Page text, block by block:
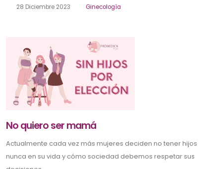
28 Diciembre 2023 Ginecología
No quiero ser mamá
Actualmente cada vez más mujeres deciden no tener hijos
nunca en su vida y cómo sociedad debemos respetar sus